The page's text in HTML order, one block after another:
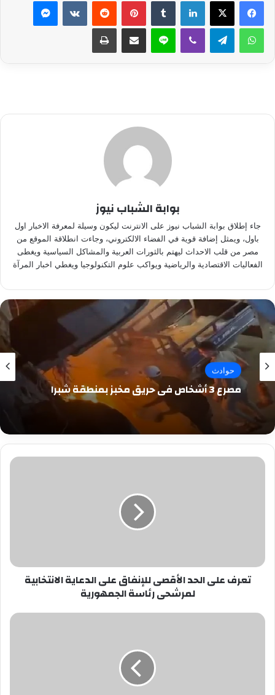
واتساب تيلقرام ڤايبر لاين مشاركة عبر البريد طباعة
بوابة الشباب نيوز
جاء إطلاق بوابة الشباب نيوز على الانترنت ليكون وسيلة لمعرفة الاخبار اول
باول، ويمثل إضافة قوية في الفضاء الالكتروني، وجاءت انطلاقة الموقع من
مصر من قلب الاحداث ليهتم بالثورات العربية والمشاكل السياسية ويغطى
الفعاليات الاقتصادية والرياضية ويواكب علوم التكنولوجيا ويغطي اخبار المرآة
حوادث
مصرع 3 أشخاص في حريق مخبز بمنطقة شبرا
تعرف
لمرشحى
رئاسةتعرف على الحد الأقصى للإنفاق على الدعاية الانتخابية
لمرشحى رئاسة الجمهورية
وفاة